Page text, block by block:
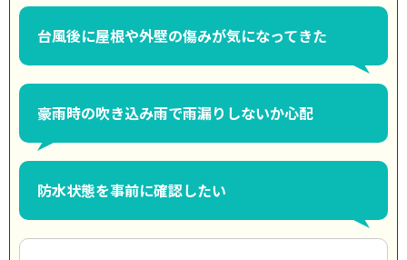
台風後に屋根や外壁の傷みが気になってきた
豪雨時の吹き込み雨で雨漏りしないか心配
防水状態を事前に確認したい